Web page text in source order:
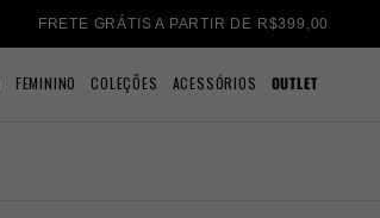
FRETE GRÁTIS A PARTIR DE R$399,00
FEMININO COLEÇÕES ACESSÓRIOS OUTLET